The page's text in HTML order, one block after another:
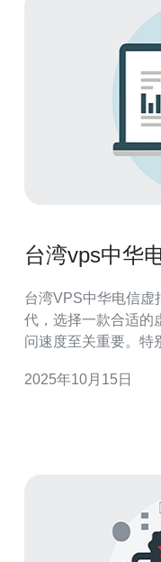
台湾vps中华
台湾VPS中华电信虚
代，选择一款合适的
问速度至关重要。特
企业和个人站长的首
2025年10月15日